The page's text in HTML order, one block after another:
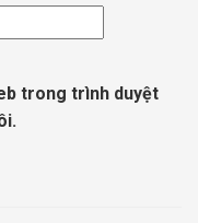
trong trình duyệt